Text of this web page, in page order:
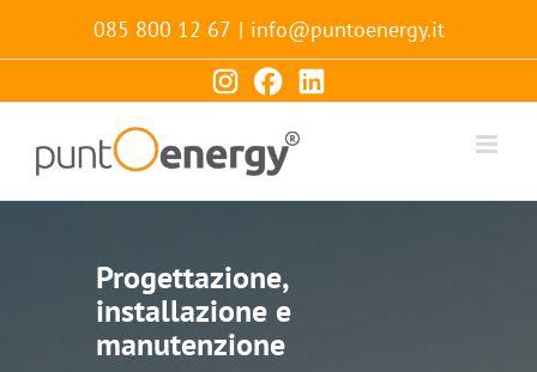
contenuto
085 800 12 67 | info@puntoenergy.it
Progettazione,
installazione e
manutenzione